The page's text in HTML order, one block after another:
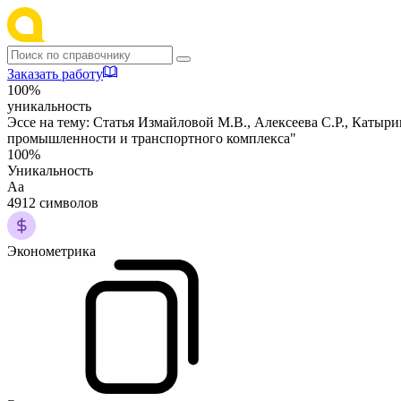
Заказать работу
100%
уникальность
Эссе на тему: Статья Измайловой М.В., Алексеева С.Р.,
промышленности и транспортного комплекса"
100%
Уникальность
Аа
4912 символов
Эконометрика